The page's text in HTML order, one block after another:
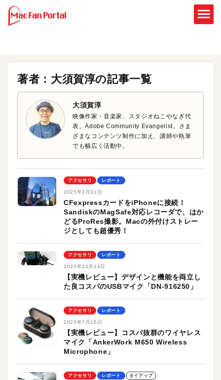
著者：大須賀淳の記事一覧
大須賀淳
映像作家・音楽家、スタジオねこやなぎ代
表。Adobe Community Evangelist。さま
ざまなコンテンツ制作に加え、講師や執筆
でも幅広く活動中。
アクセサリ レポート
2025年3月31日
CFexpressカードをiPhoneに接続！
SandiskのMagSafe対応レコーダで、はか
どるProRes撮影。Macの外付けストレー
ジとしても超優秀！
アクセサリ レポート
2023年10月14日
【実機レビュー】デザインと機能を両立し
た良コスパのUSBマイク「DN-916250」
アクセサリ レポート
2023年7月15日
【実機レビュー】コスパ抜群のワイヤレス
マイク「AnkerWork M650 Wireless
Microphone」
アクセサリ レポート タイアップ